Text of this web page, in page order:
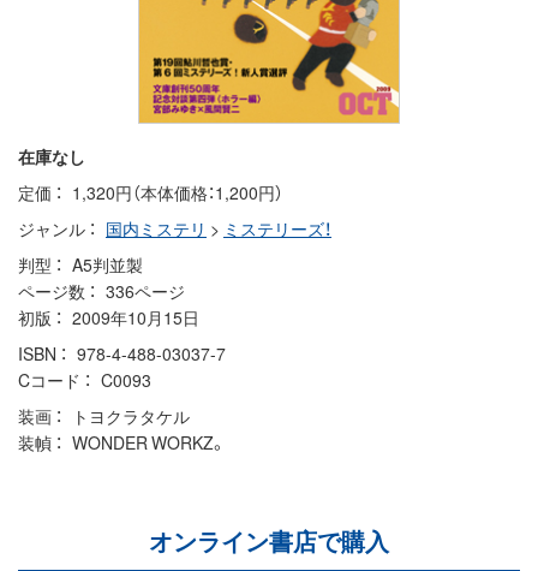
在庫なし
定価
1,320円（本体価格：1,200円）
ジャンル
国内ミステリ > ミステリーズ！
判型
A5判並製
ページ数
336ページ
初版
2009年10月15日
ISBN
978-4-488-03037-7
Cコード
C0093
装画
トヨクラタケル
装幀
WONDER WORKZ。
オンライン書店で購入